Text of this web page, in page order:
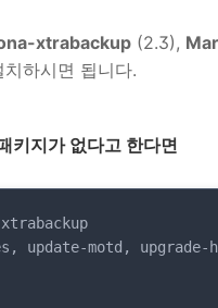
xtrabackup (2.3),
하시면 됩니다.
키지가 없다고 한다면
update-motd, upgrade-